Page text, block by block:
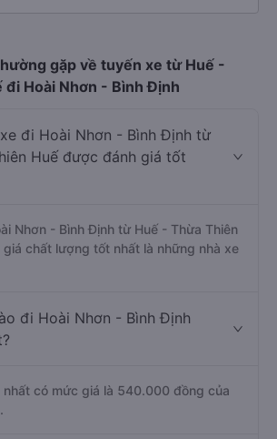
gặp về tuyến xe từ Huế -
đi Hoài Nhơn - Bình Định
đi Hoài Nhơn - Bình Định từ
Huế được đánh giá tốt
Nhơn - Bình Định từ Huế - Thừa Thiên
chất lượng tốt nhất là những nhà xe
đi Hoài Nhơn - Bình Định
nhất có mức giá là 540.000 đồng của